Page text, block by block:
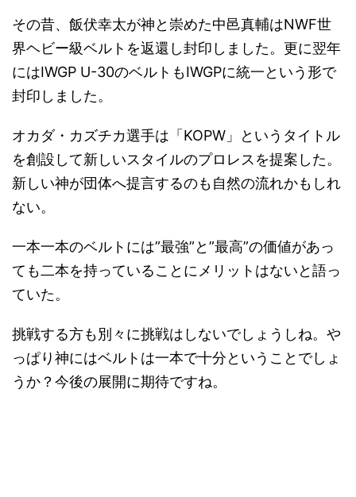
その昔、飯伏幸太が神と崇めた中邑真輔はNWF世
界ヘビー級ベルトを返還し封印しました。更に翌年
にはIWGP U-30のベルトもIWGPに統一という形で
封印しました。
オカダ・カズチカ選手は「KOPW」というタイトル
を創設して新しいスタイルのプロレスを提案した。
新しい神が団体へ提言するのも自然の流れかもしれ
ない。
一本一本のベルトには”最強”と”最高”の価値があっ
ても二本を持っていることにメリットはないと語っ
ていた。
挑戦する方も別々に挑戦はしないでしょうしね。や
っぱり神にはベルトは一本で十分ということでしょ
うか？今後の展開に期待ですね。